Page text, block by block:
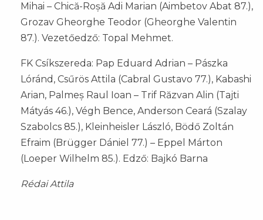
Mihai – Chică-Roșă Adi Marian (Aimbetov Abat 87.),
Grozav Gheorghe Teodor (Gheorghe Valentin
87.). Vezetőedző: Topal Mehmet.
FK Csíkszereda: Pap Eduard Adrian – Pászka
Lóránd, Csűrös Attila (Cabral Gustavo 77.), Kabashi
Arian, Palmeș Raul Ioan – Trif Răzvan Alin (Tajti
Mátyás 46.), Végh Bence, Anderson Ceará (Szalay
Szabolcs 85.), Kleinheisler László, Bödő Zoltán
Efraim (Brügger Dániel 77.) – Eppel Márton
(Loeper Wilhelm 85.). Edző: Bajkó Barna
Rédai Attila